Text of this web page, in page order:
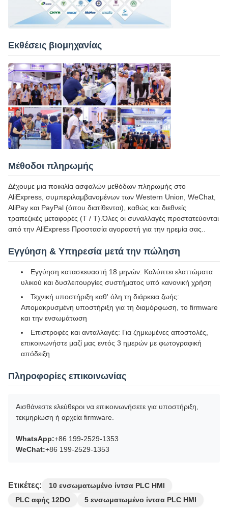
Εκθέσεις βιομηχανίας
Μέθοδοι πληρωμής
Δέχουμε μια ποικιλία ασφαλών μεθόδων πληρωμής στο
AliExpress, συμπεριλαμβανομένων των Western Union, WeChat,
AliPay και PayPal (όπου διατίθενται), καθώς και διεθνείς
τραπεζικές μεταφορές (T / T).Όλες οι συναλλαγές προστατεύονται
από την AliExpress Προστασία αγοραστή για την ηρεμία σας..
Εγγύηση & Υπηρεσία μετά την πώληση
Εγγύηση κατασκευαστή 18 μηνών: Καλύπτει ελαττώματα
υλικού και δυσλειτουργίες συστήματος υπό κανονική χρήση
Τεχνική υποστήριξη καθ' όλη τη διάρκεια ζωής:
Απομακρυσμένη υποστήριξη για τη διαμόρφωση, το firmware
και την ενσωμάτωση
Επιστροφές και ανταλλαγές: Για ζημιωμένες αποστολές,
επικοινωνήστε μαζί μας εντός 3 ημερών με φωτογραφική
απόδειξη
Πληροφορίες επικοινωνίας
Αισθάνεστε ελεύθεροι να επικοινωνήσετε για υποστήριξη,
τεκμηρίωση ή αρχεία firmware.
WhatsApp:+86 199-2529-1353
WeChat:+86 199-2529-1353
Ετικέτες:
10 ενσωματωμένο ίντσα PLC HMI
PLC αφής 12DO
5 ενσωματωμένο ίντσα PLC HMI